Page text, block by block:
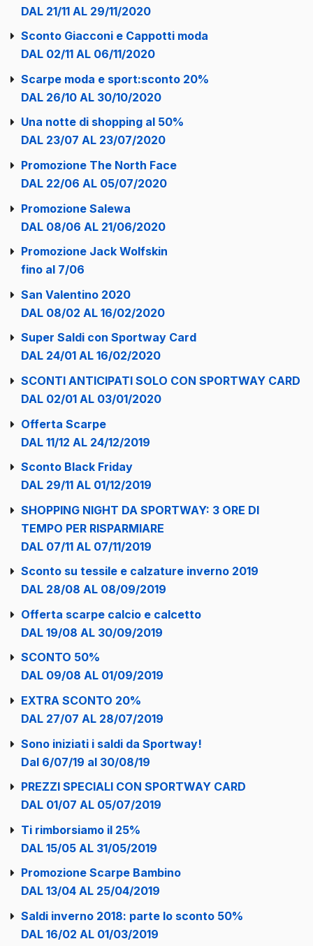
DAL 21/11 AL 29/11/2020
Sconto Giacconi e Cappotti moda
DAL 02/11 AL 06/11/2020
Scarpe moda e sport:sconto 20%
DAL 26/10 AL 30/10/2020
Una notte di shopping al 50%
DAL 23/07 AL 23/07/2020
Promozione The North Face
DAL 22/06 AL 05/07/2020
Promozione Salewa
DAL 08/06 AL 21/06/2020
Promozione Jack Wolfskin
fino al 7/06
San Valentino 2020
DAL 08/02 AL 16/02/2020
Super Saldi con Sportway Card
DAL 24/01 AL 16/02/2020
SCONTI ANTICIPATI SOLO CON SPORTWAY CARD
DAL 02/01 AL 03/01/2020
Offerta Scarpe
DAL 11/12 AL 24/12/2019
Sconto Black Friday
DAL 29/11 AL 01/12/2019
SHOPPING NIGHT DA SPORTWAY: 3 ORE DI
TEMPO PER RISPARMIARE
DAL 07/11 AL 07/11/2019
Sconto su tessile e calzature inverno 2019
DAL 28/08 AL 08/09/2019
Offerta scarpe calcio e calcetto
DAL 19/08 AL 30/09/2019
SCONTO 50%
DAL 09/08 AL 01/09/2019
EXTRA SCONTO 20%
DAL 27/07 AL 28/07/2019
Sono iniziati i saldi da Sportway!
Dal 6/07/19 al 30/08/19
PREZZI SPECIALI CON SPORTWAY CARD
DAL 01/07 AL 05/07/2019
Ti rimborsiamo il 25%
DAL 15/05 AL 31/05/2019
Promozione Scarpe Bambino
DAL 13/04 AL 25/04/2019
Saldi inverno 2018: parte lo sconto 50%
DAL 16/02 AL 01/03/2019